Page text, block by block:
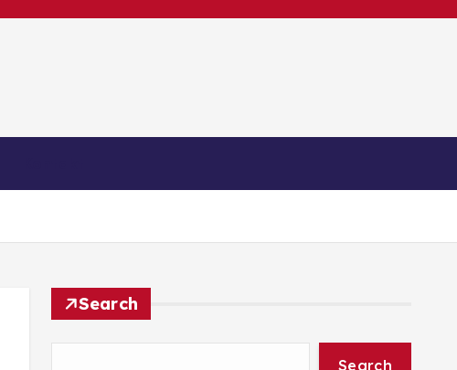
Search
Search